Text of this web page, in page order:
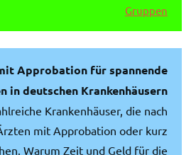
Gruppen
Approbation für spannende
in deutschen Krankenhäusern!
Krankenhäuser, die nach
mit Approbation oder kurz
Warum Zeit und Geld für die